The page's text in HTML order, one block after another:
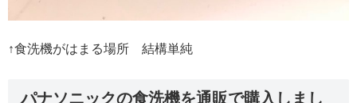
↑食洗機がはまる場所 結構単純
パナソニックの食洗機を通販で購入しまし